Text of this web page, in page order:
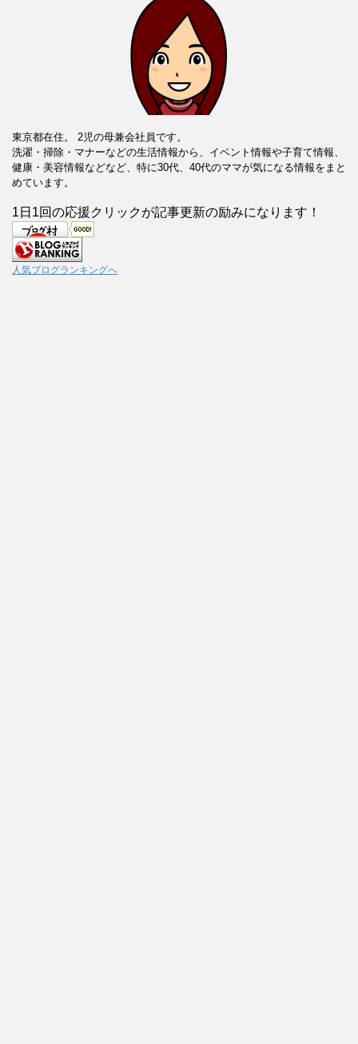
東京都在住。 2児の母兼会社員です。
洗濯・掃除・マナーなどの生活情報から、イベント情報や子育て情報、
健康・美容情報などなど、特に30代、40代のママが気になる情報をまと
めています。
1日1回の応援クリックが記事更新の励みになります！
人気ブログランキングへ